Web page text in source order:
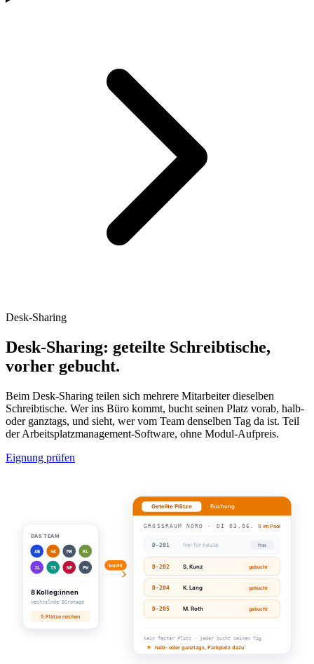
Desk-Sharing
Desk-Sharing: geteilte Schreibtische,
vorher gebucht.
Beim Desk-Sharing teilen sich mehrere Mitarbeiter dieselben
Schreibtische. Wer ins Büro kommt, bucht seinen Platz vorab, halb-
oder ganztags, und sieht, wer vom Team denselben Tag da ist. Teil
der Arbeitsplatzmanagement-Software, ohne Modul-Aufpreis.
Eignung prüfen